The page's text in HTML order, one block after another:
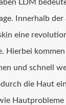
LDM
Innerhalb
eine
Hierbei
und schnell
die Haut